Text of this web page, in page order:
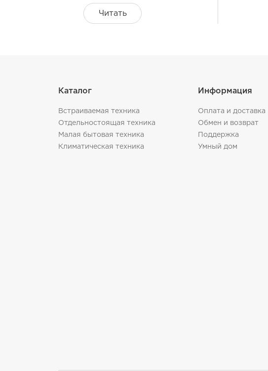
Читать
Каталог
Встраиваемая техника
Отдельностоящая техника
Малая бытовая техника
Климатическая техника
Информация
Оплата и доставка
Обмен и возврат
Поддержка
Умный дом